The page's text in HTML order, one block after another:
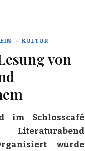
KULTUR
von
im Schlosscafé
wurde